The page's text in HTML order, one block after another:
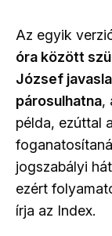
Az egyik
óra között
József
párosulhatna,
példa, ezúttal
jogszabályi
ezért
írja az Index.